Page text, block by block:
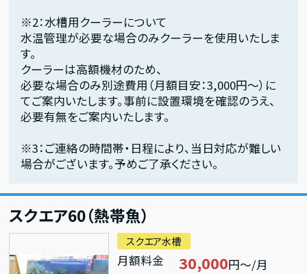
※2：水槽用クーラーについて
水温管理が必要な場合のみクーラーを使用いたしま
す。
クーラーは高額機材のため、
必要な場合のみ別途費用（月額目安：3,000円〜）に
てご案内いたします。事前に設置環境を確認のうえ、
必要有無をご案内いたします。
※3：ご連絡の時間帯・日程により、当日対応が難しい
場合がございます。予めご了承ください。
スクエア60（熱帯魚）
スクエア水槽
月額料金 30,000円～/月